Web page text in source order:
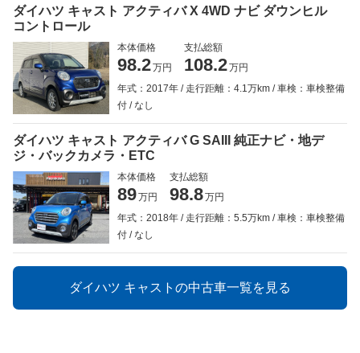
ダイハツ キャスト アクティバ X 4WD ナビ ダウンヒル
コントロール
本体価格
98.2万円
支払総額
108.2万円
年式：2017年
走行距離：4.1万km
車検：車検整備
付
なし
ダイハツ キャスト アクティバ G SAIII 純正ナビ・地デ
ジ・バックカメラ・ETC
本体価格
89万円
支払総額
98.8万円
年式：2018年
走行距離：5.5万km
車検：車検整備
付
なし
ダイハツ キャストの中古車一覧を見る